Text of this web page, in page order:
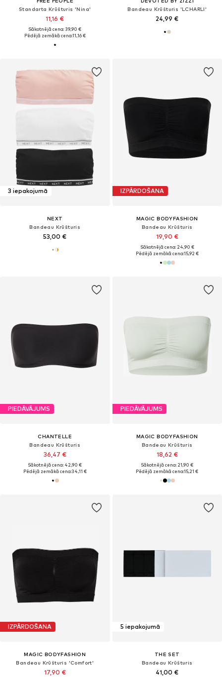
Standarta Krūšturis 'Nina'
11,16 €
Sākotnējā cena: 39,90 €
Pēdējā zemākā cena:11,16 €
Bandeau Krūšturis 'LCHARLI'
24,99 €
3 iepakojumā
NEXT
Bandeau Krūšturis
53,00 €
IZPĀRDOŠANA
MAGIC BODYFASHION
Bandeau Krūšturis
19,90 €
Sākotnējā cena: 24,90 €
Pēdējā zemākā cena:15,92 €
PIEDĀVĀJUMS
CHANTELLE
Bandeau Krūšturis
36,47 €
Sākotnējā cena: 42,90 €
Pēdējā zemākā cena:34,11 €
PIEDĀVĀJUMS
MAGIC BODYFASHION
Bandeau Krūšturis
18,62 €
Sākotnējā cena: 21,90 €
Pēdējā zemākā cena:15,21 €
IZPĀRDOŠANA
MAGIC BODYFASHION
Bandeau Krūšturis 'Comfort'
17,90 €
5 iepakojumā
THE SET
Bandeau Krūšturis
41,00 €